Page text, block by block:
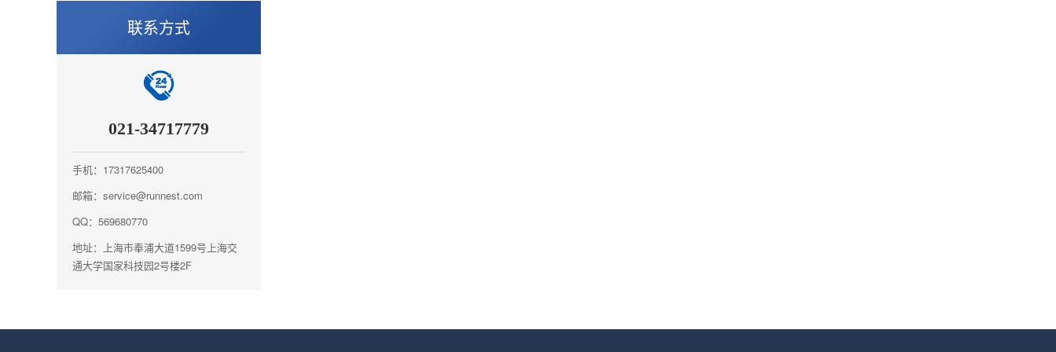
联系方式
021-34717779
手机：17317625400
邮箱：service@runnest.com
QQ：569680770
地址：上海市奉浦大道1599号上海交
通大学国家科技园2号楼2F